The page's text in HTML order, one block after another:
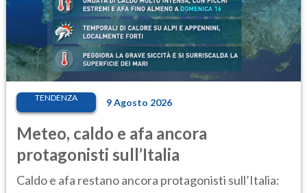
TENDENZA 9 Agosto 2026
Meteo, caldo e afa ancora
protagonisti sull’Italia
Caldo e afa restano ancora protagonisti sull’Italia: